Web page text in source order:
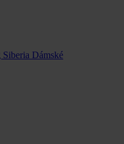
Dámské